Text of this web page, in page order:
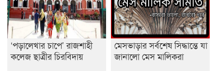
‘পড়ালেখার চাপে’ রাজশাহী
কলেজ ছাত্রীর চিরবিদায়
মেসভাড়ার সর্বশেষ সিদ্ধান্তে যা
জানালো মেস মালিকরা